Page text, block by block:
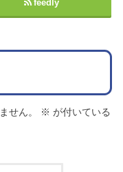
feedly
せん。 ※ が付いている